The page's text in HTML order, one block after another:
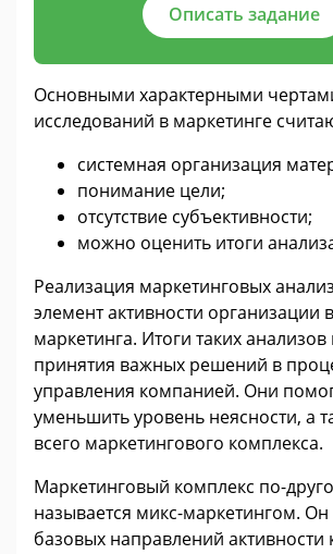
Описать задание
Основными характерными
исследований в маркетинге
системная организация
понимание цели;
отсутствие субъективности;
можно оценить итоги
Реализация маркетинговых
элемент активности организации
маркетинга. Итоги таких
принятия важных решений в
управления компанией. Они
уменьшить уровень неясности, а
всего маркетингового комплекса.
Маркетинговый комплекс по-
называется микс-маркетингом. Он
базовых направлений